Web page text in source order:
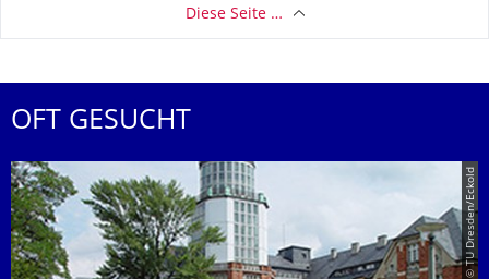
Diese Seite …
OFT GESUCHT
© TU Dresden/Eckold